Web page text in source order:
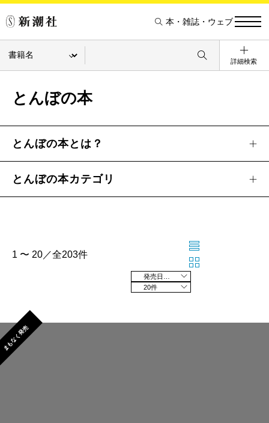
本・雑誌・ウェブ
詳細検索
とんぼの本
とんぼの本とは？
とんぼの本カテゴリ
1 〜 20／全203件
20件
まもなく発売